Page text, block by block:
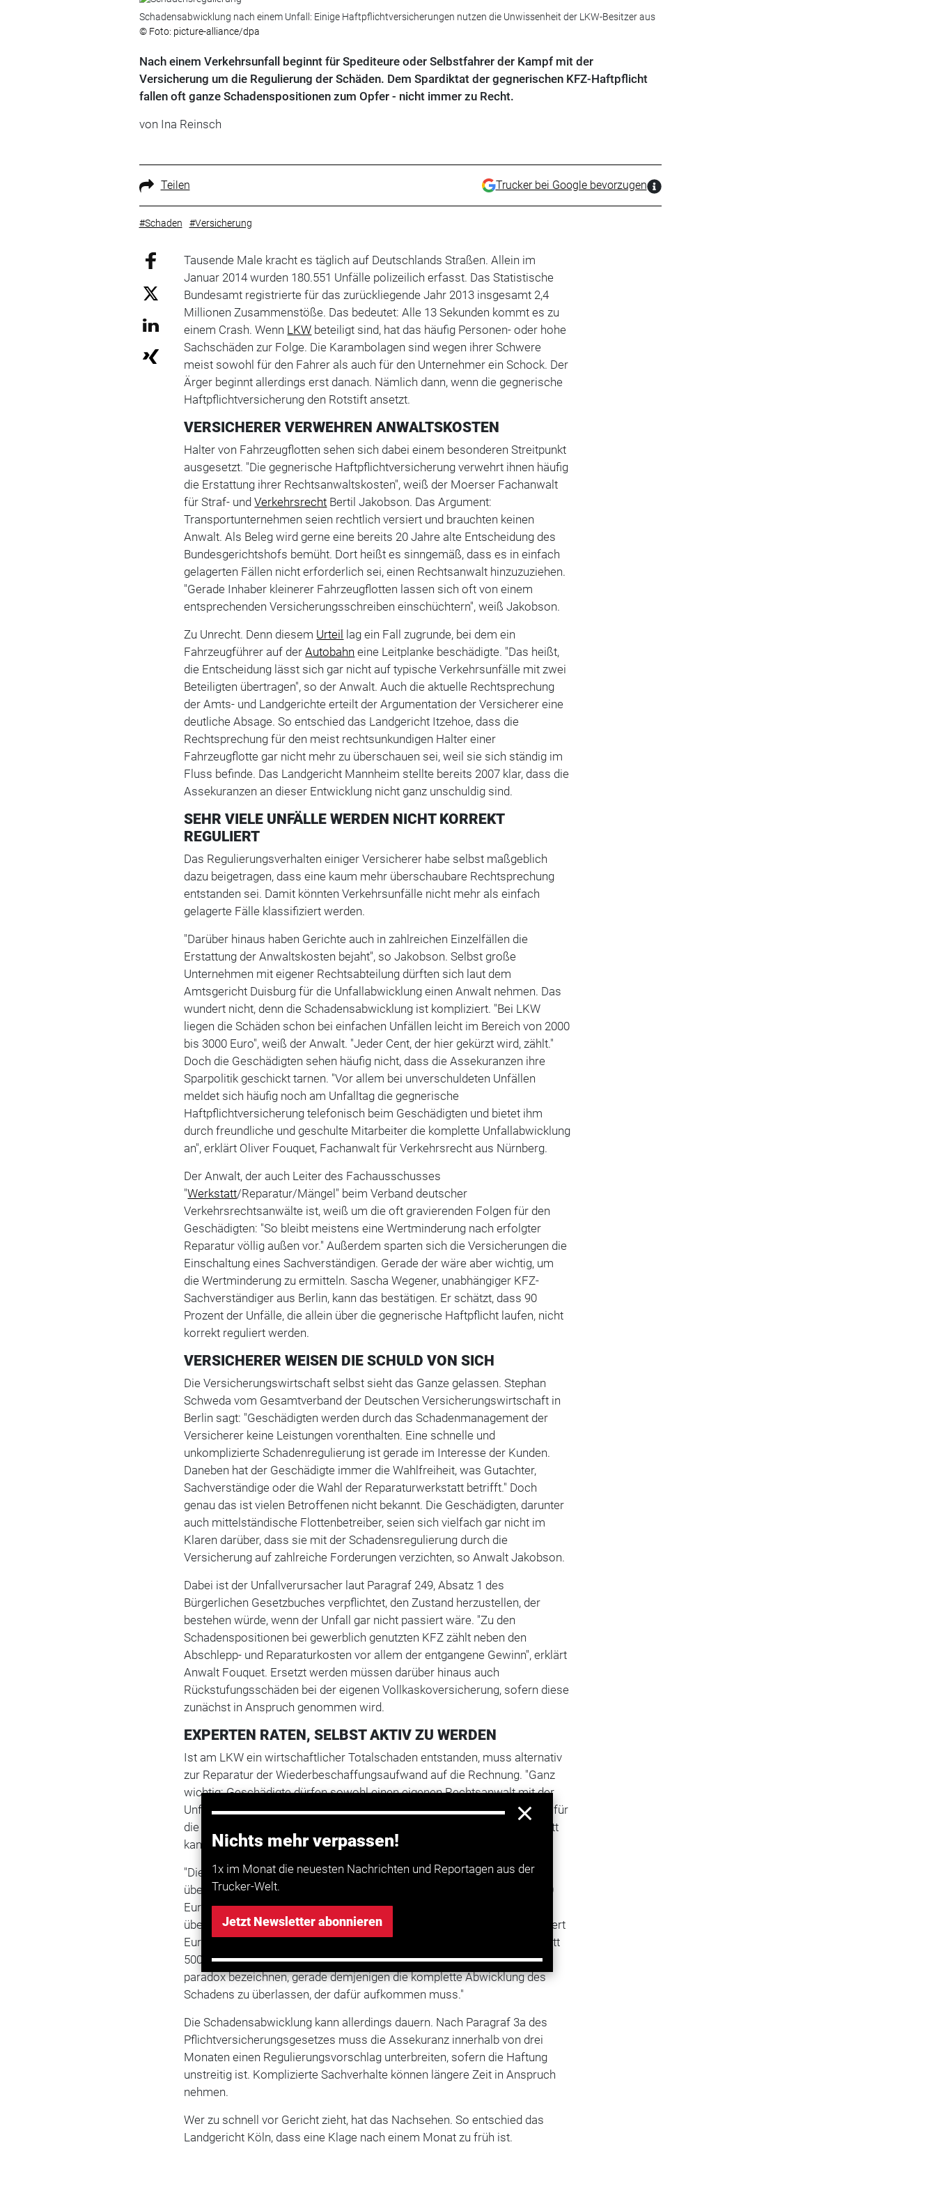
Schadensabwicklung nach einem Unfall: Einige Haftpflichtversicherungen nutzen die Unwissenheit der LKW-Besitzer aus
© Foto: picture-alliance/dpa
Nach einem Verkehrsunfall beginnt für Spediteure oder Selbstfahrer der Kampf mit der
Versicherung um die Regulierung der Schäden. Dem Spardiktat der gegnerischen KFZ-Haftpflicht
fallen oft ganze Schadenspositionen zum Opfer - nicht immer zu Recht.
von Ina Reinsch
Teilen Trucker bei Google bevorzugen
#Schaden #Versicherung
Nichts mehr verpassen!
1x im Monat die neuesten Nachrichten und Reportagen aus der
Trucker-Welt.
Jetzt Newsletter abonnieren
Tausende Male kracht es täglich auf Deutschlands Straßen. Allein im
Januar 2014 wurden 180.551 Unfälle polizeilich erfasst. Das Statistische
Bundesamt registrierte für das zurückliegende Jahr 2013 insgesamt 2,4
Millionen Zusammenstöße. Das bedeutet: Alle 13 Sekunden kommt es zu
einem Crash. Wenn LKW beteiligt sind, hat das häufig Personen- oder hohe
Sachschäden zur Folge. Die Karambolagen sind wegen ihrer Schwere
meist sowohl für den Fahrer als auch für den Unternehmer ein Schock. Der
Ärger beginnt allerdings erst danach. Nämlich dann, wenn die gegnerische
Haftpflichtversicherung den Rotstift ansetzt.
VERSICHERER VERWEHREN ANWALTSKOSTEN
Halter von Fahrzeugflotten sehen sich dabei einem besonderen Streitpunkt
ausgesetzt. "Die gegnerische Haftpflichtversicherung verwehrt ihnen häufig
die Erstattung ihrer Rechtsanwaltskosten", weiß der Moerser Fachanwalt
für Straf- undVerkehrsrecht Bertil Jakobson. Das Argument:
Transportunternehmen seien rechtlich versiert und brauchten keinen
Anwalt. Als Beleg wird gerne eine bereits 20 Jahre alte Entscheidung des
Bundesgerichtshofs bemüht. Dort heißt es sinngemäß, dass es in einfach
gelagerten Fällen nicht erforderlich sei, einen Rechtsanwalt hinzuzuziehen.
"Gerade Inhaber kleinerer Fahrzeugflotten lassen sich oft von einem
entsprechenden Versicherungsschreiben einschüchtern", weiß Jakobson.
Zu Unrecht. Denn diesem Urteil lag ein Fall zugrunde, bei dem ein
Fahrzeugführer auf derAutobahn eine Leitplanke beschädigte. "Das heißt,
die Entscheidung lässt sich gar nicht auf typische Verkehrsunfälle mit zwei
Beteiligten übertragen", so der Anwalt. Auch die aktuelle Rechtsprechung
der Amts- und Landgerichte erteilt der Argumentation der Versicherer eine
deutliche Absage. So entschied das Landgericht Itzehoe, dass die
Rechtsprechung für den meist rechtsunkundigen Halter einer
Fahrzeugflotte gar nicht mehr zu überschauen sei, weil sie sich ständig im
Fluss befinde. Das Landgericht Mannheim stellte bereits 2007 klar, dass die
Assekuranzen an dieser Entwicklung nicht ganz unschuldig sind.
SEHR VIELE UNFÄLLE WERDEN NICHT KORREKT
REGULIERT
Das Regulierungsverhalten einiger Versicherer habe selbst maßgeblich
dazu beigetragen, dass eine kaum mehr überschaubare Rechtsprechung
entstanden sei. Damit könnten Verkehrsunfälle nicht mehr als einfach
gelagerte Fälle klassifiziert werden.
"Darüber hinaus haben Gerichte auch in zahlreichen Einzelfällen die
Erstattung der Anwaltskosten bejaht", so Jakobson. Selbst große
Unternehmen mit eigener Rechtsabteilung dürften sich laut dem
Amtsgericht Duisburg für die Unfallabwicklung einen Anwalt nehmen. Das
wundert nicht, denn die Schadensabwicklung ist kompliziert. "Bei LKW
liegen die Schäden schon bei einfachen Unfällen leicht im Bereich von 2000
bis 3000 Euro", weiß der Anwalt. "Jeder Cent, der hier gekürzt wird, zählt."
Doch die Geschädigten sehen häufig nicht, dass die Assekuranzen ihre
Sparpolitik geschickt tarnen. "Vor allem bei unverschuldeten Unfällen
meldet sich häufig noch am Unfalltag die gegnerische
Haftpflichtversicherung telefonisch beim Geschädigten und bietet ihm
durch freundliche und geschulte Mitarbeiter die komplette Unfallabwicklung
an", erklärt Oliver Fouquet, Fachanwalt für Verkehrsrecht aus Nürnberg.
Der Anwalt, der auch Leiter des Fachausschusses
"Werkstatt/Reparatur/Mängel" beim Verband deutscher
Verkehrsrechtsanwälte ist, weiß um die oft gravierenden Folgen für den
Geschädigten: "So bleibt meistens eine Wertminderung nach erfolgter
Reparatur völlig außen vor." Außerdem sparten sich die Versicherungen die
Einschaltung eines Sachverständigen. Gerade der wäre aber wichtig, um
die Wertminderung zu ermitteln. Sascha Wegener, unabhängiger KFZ-
Sachverständiger aus Berlin, kann das bestätigen. Er schätzt, dass 90
Prozent der Unfälle, die allein über die gegnerische Haftpflicht laufen, nicht
korrekt reguliert werden.
VERSICHERER WEISEN DIE SCHULD VON SICH
Die Versicherungswirtschaft selbst sieht das Ganze gelassen. Stephan
Schweda vom Gesamtverband der Deutschen Versicherungswirtschaft in
Berlin sagt: "Geschädigten werden durch das Schadenmanagement der
Versicherer keine Leistungen vorenthalten. Eine schnelle und
unkomplizierte Schadenregulierung ist gerade im Interesse der Kunden.
Daneben hat der Geschädigte immer die Wahlfreiheit, was Gutachter,
Sachverständige oder die Wahl der Reparaturwerkstatt betrifft." Doch
genau das ist vielen Betroffenen nicht bekannt. Die Geschädigten, darunter
auch mittelständische Flottenbetreiber, seien sich vielfach gar nicht im
Klaren darüber, dass sie mit der Schadensregulierung durch die
Versicherung auf zahlreiche Forderungen verzichten, so Anwalt Jakobson.
Dabei ist der Unfallverursacher laut Paragraf 249, Absatz 1 des
Bürgerlichen Gesetzbuches verpflichtet, den Zustand herzustellen, der
bestehen würde, wenn der Unfall gar nicht passiert wäre. "Zu den
Schadenspositionen bei gewerblich genutzten KFZ zählt neben den
Abschlepp- und Reparaturkosten vor allem der entgangene Gewinn", erklärt
Anwalt Fouquet. Ersetzt werden müssen darüber hinaus auch
Rückstufungsschäden bei der eigenen Vollkaskoversicherung, sofern diese
zunächst in Anspruch genommen wird.
EXPERTEN RATEN, SELBST AKTIV ZU WERDEN
Ist am LKW ein wirtschaftlicher Totalschaden entstanden, muss alternativ
zur Reparatur der Wiederbeschaffungsaufwand auf die Rechnung. "Ganz
wichtig: Geschädigte dürfen sowohl einen eigenen Rechtsanwalt mit der
Unfallregulierung beauftragen als auch einen eigenen Sachverständigen für
die Ermittlung der Schadenshöhe", betont der Experte. Auch die Werkstatt
kann der Geschädigte frei wählen.
"Die gegnerische KFZ-Haftpflichtversicherung muss diese Kosten
übernehmen." Einzige Ausnahme: Bagatellschäden, die unter 700 bis 750
Euro bleiben. Wer die Unfallregulierung dagegen allein der Versicherung
überlässt, verzichtet nach Fouquets Einschätzung leicht auf einige Hundert
Euro pro Versicherungsfall. Die Versicherung spart noch mehr. Im Schnitt
500 bis 1000 Euro, sagt der Anwalt. Fouquet: "Man kann es durchaus als
paradox bezeichnen, gerade demjenigen die komplette Abwicklung des
Schadens zu überlassen, der dafür aufkommen muss."
Die Schadensabwicklung kann allerdings dauern. Nach Paragraf 3a des
Pflichtversicherungsgesetzes muss die Assekuranz innerhalb von drei
Monaten einen Regulierungsvorschlag unterbreiten, sofern die Haftung
unstreitig ist. Komplizierte Sachverhalte können längere Zeit in Anspruch
nehmen.
Wer zu schnell vor Gericht zieht, hat das Nachsehen. So entschied das
Landgericht Köln, dass eine Klage nach einem Monat zu früh ist.